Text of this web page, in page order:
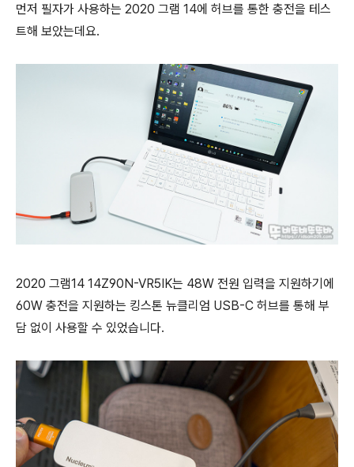
먼저 필자가 사용하는 2020 그램 14에 허브를 통한 충전을 테스
트해 보았는데요.
2020 그램14 14Z90N-VR5IK는 48W 전원 입력을 지원하기에
60W 충전을 지원하는 킹스톤 뉴클리엄 USB-C 허브를 통해 부
담 없이 사용할 수 있었습니다.